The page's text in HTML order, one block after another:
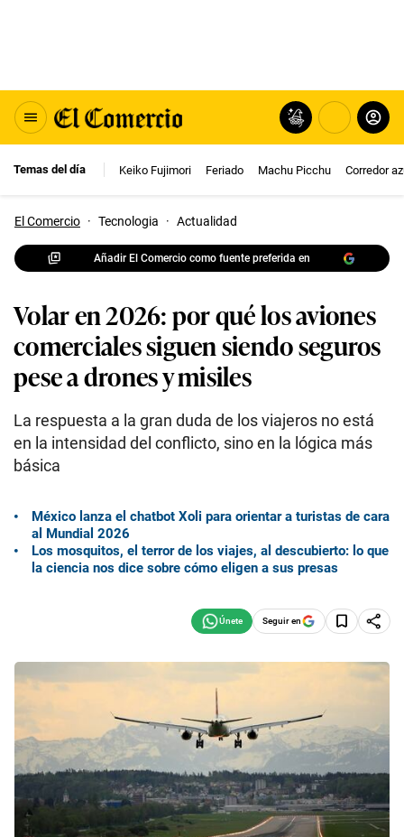
Temas del día Keiko Fujimori Feriado Machu Picchu Corredor
El Comercio · Tecnologia · Actualidad
Añadir El Comercio como fuente preferida en
Volar en 2026: por qué los aviones
comerciales siguen siendo seguros
pese a drones y misiles
La respuesta a la gran duda de los viajeros no está
en la intensidad del conflicto, sino en la lógica más
básica
México lanza el chatbot Xoli para orientar a turistas de cara
al Mundial 2026
Los mosquitos, el terror de los viajes, al descubierto: lo que
la ciencia nos dice sobre cómo eligen a sus presas
Seguir en